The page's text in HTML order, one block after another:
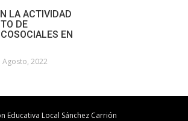
LA ACTIVIDAD
DE
EN
Agosto, 2022
Educativa Local Sánchez Carrión